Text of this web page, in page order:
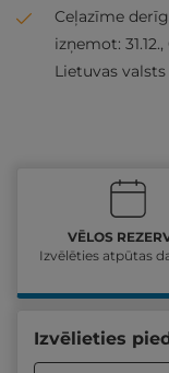
Ceļazīme
izņemot: 31.12.,
Lietuvas
VĒLOS
Izvēlēties atpūtas
Izvēlieties